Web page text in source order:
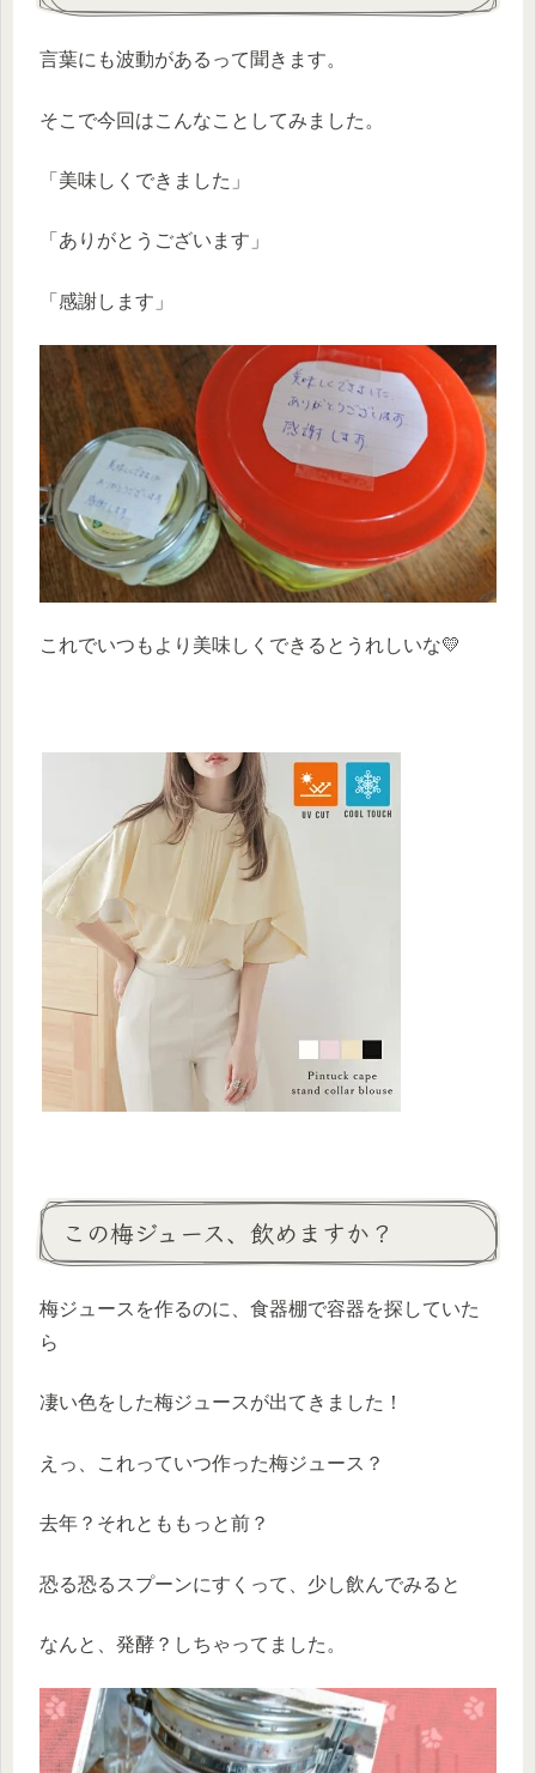
言葉にも波動があるって聞きます。
そこで今回はこんなことしてみました。
「美味しくできました」
「ありがとうございます」
「感謝します」
これでいつもより美味しくできるとうれしいな💛
この梅ジュース、飲めますか？
梅ジュースを作るのに、食器棚で容器を探していた
ら
凄い色をした梅ジュースが出てきました！
えっ、これっていつ作った梅ジュース？
去年？それとももっと前？
恐る恐るスプーンにすくって、少し飲んでみると
なんと、発酵？しちゃってました。